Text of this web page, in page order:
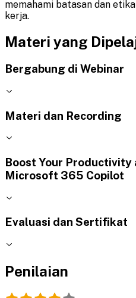
memahami batasan dan
kerja.
Materi yang
Bergabung di Webinar
Materi dan Recording
Boost Your
Microsoft 365 Copilot
Evaluasi dan Sertifikat
Penilaian